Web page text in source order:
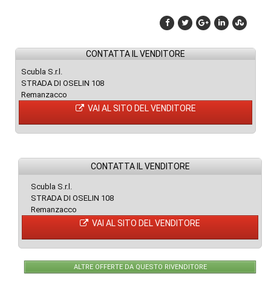
CONTATTA IL VENDITORE
Scubla S.r.l.
STRADA DI OSELIN 108
Remanzacco
VAI AL SITO DEL VENDITORE
CONTATTA IL VENDITORE
Scubla S.r.l.
STRADA DI OSELIN 108
Remanzacco
VAI AL SITO DEL VENDITORE
ALTRE OFFERTE DA QUESTO RIVENDITORE